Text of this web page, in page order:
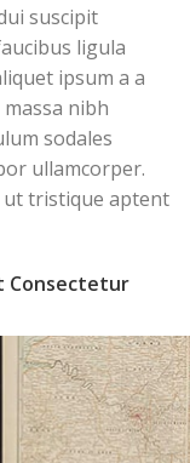
suscipit
ligula
ipsum a a
nibh
sodales
ullamcorper.
tristique aptent
Consectetur